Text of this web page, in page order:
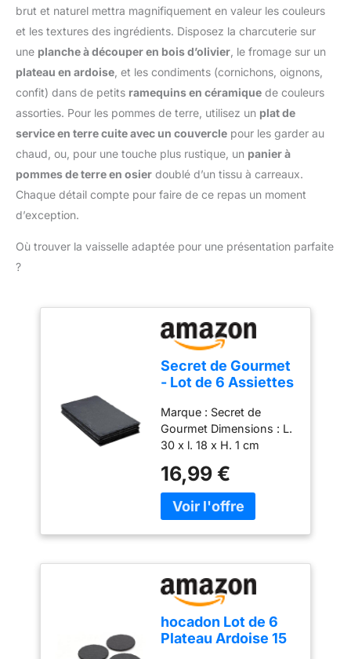
et agrumes. ✅ Qualité
Premium : La qualité de la
Schwertkrone garantit
des produits durables et
efficaces pour une
utilisation quotidienne
dans la cuisine, assurant
performance.
portée de main et pleines
d’arômes. ✔ Préserve les
arômes et la fraîcheur –
Le couvercle hermétique
de l’humidité et conserve
leur intensité gustative
plus longtemps. ✔
Ergonomique et stable –
Prise en main confortable
équilibrées (H 14 cm x Ø
utilisation sûre et
brut et naturel mettra magnifiquement en valeur les couleurs
et les textures des ingrédients. Disposez la charcuterie sur
une planche à découper en bois d’olivier , le fromage sur un
plateau en ardoise , et les condiments (cornichons, oignons,
confit) dans de petits ramequins en céramique de couleurs
assorties. Pour les pommes de terre, utilisez un plat de
service en terre cuite avec un couvercle pour les garder au
chaud, ou, pour une touche plus rustique, un panier à
pommes de terre en osier doublé d’un tissu à carreaux.
Chaque détail compte pour faire de ce repas un moment
d’exception.
Où trouver la vaisselle adaptée pour une présentation parfaite
?
Secret de Gourmet
- Lot de 6 Assiettes
30cm Gris
Marque : Secret de
Gourmet Dimensions : L.
30 x l. 18 x H. 1 cm
: Gris
16,99 €
hocadon Lot de 6
Plateau Ardoise 15